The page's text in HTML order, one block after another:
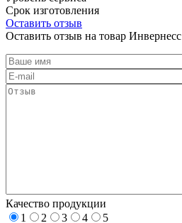
Срок изготовления
Оставить отзыв
Оставить отзыв на товар Инвернесс
Качество продукции
1
2 3 4
5